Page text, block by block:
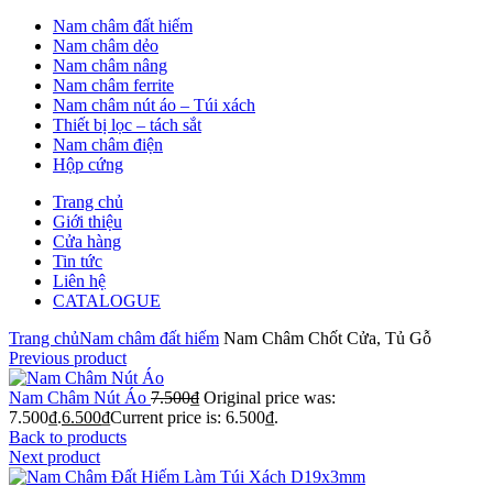
Nam châm đất hiếm
Nam châm dẻo
Nam châm nâng
Nam châm ferrite
Nam châm nút áo – Túi xách
Thiết bị lọc – tách sắt
Nam châm điện
Hộp cứng
Trang chủ
Giới thiệu
Cửa hàng
Tin tức
Liên hệ
CATALOGUE
Trang chủNam châm đất hiếm Nam Châm Chốt Cửa, Tủ Gỗ
Previous product
Nam Châm Nút Áo 7.500₫ Original price was:
7.500₫.6.500₫Current price is: 6.500₫.
Back to products
Next product